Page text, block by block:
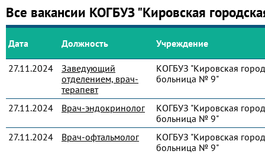
Все вакансии КОГБУЗ "Кировская
Дата Должность Учреждение
27.11.2024
Заведующий
отделением, врач-
терапевт
КОГБУЗ "Кировская
больница № 9"
27.11.2024 Врач-эндокринолог
КОГБУЗ "Кировская
больница № 9"
27.11.2024
Врач-офтальмолог
КОГБУЗ "Кировская
больница № 9"